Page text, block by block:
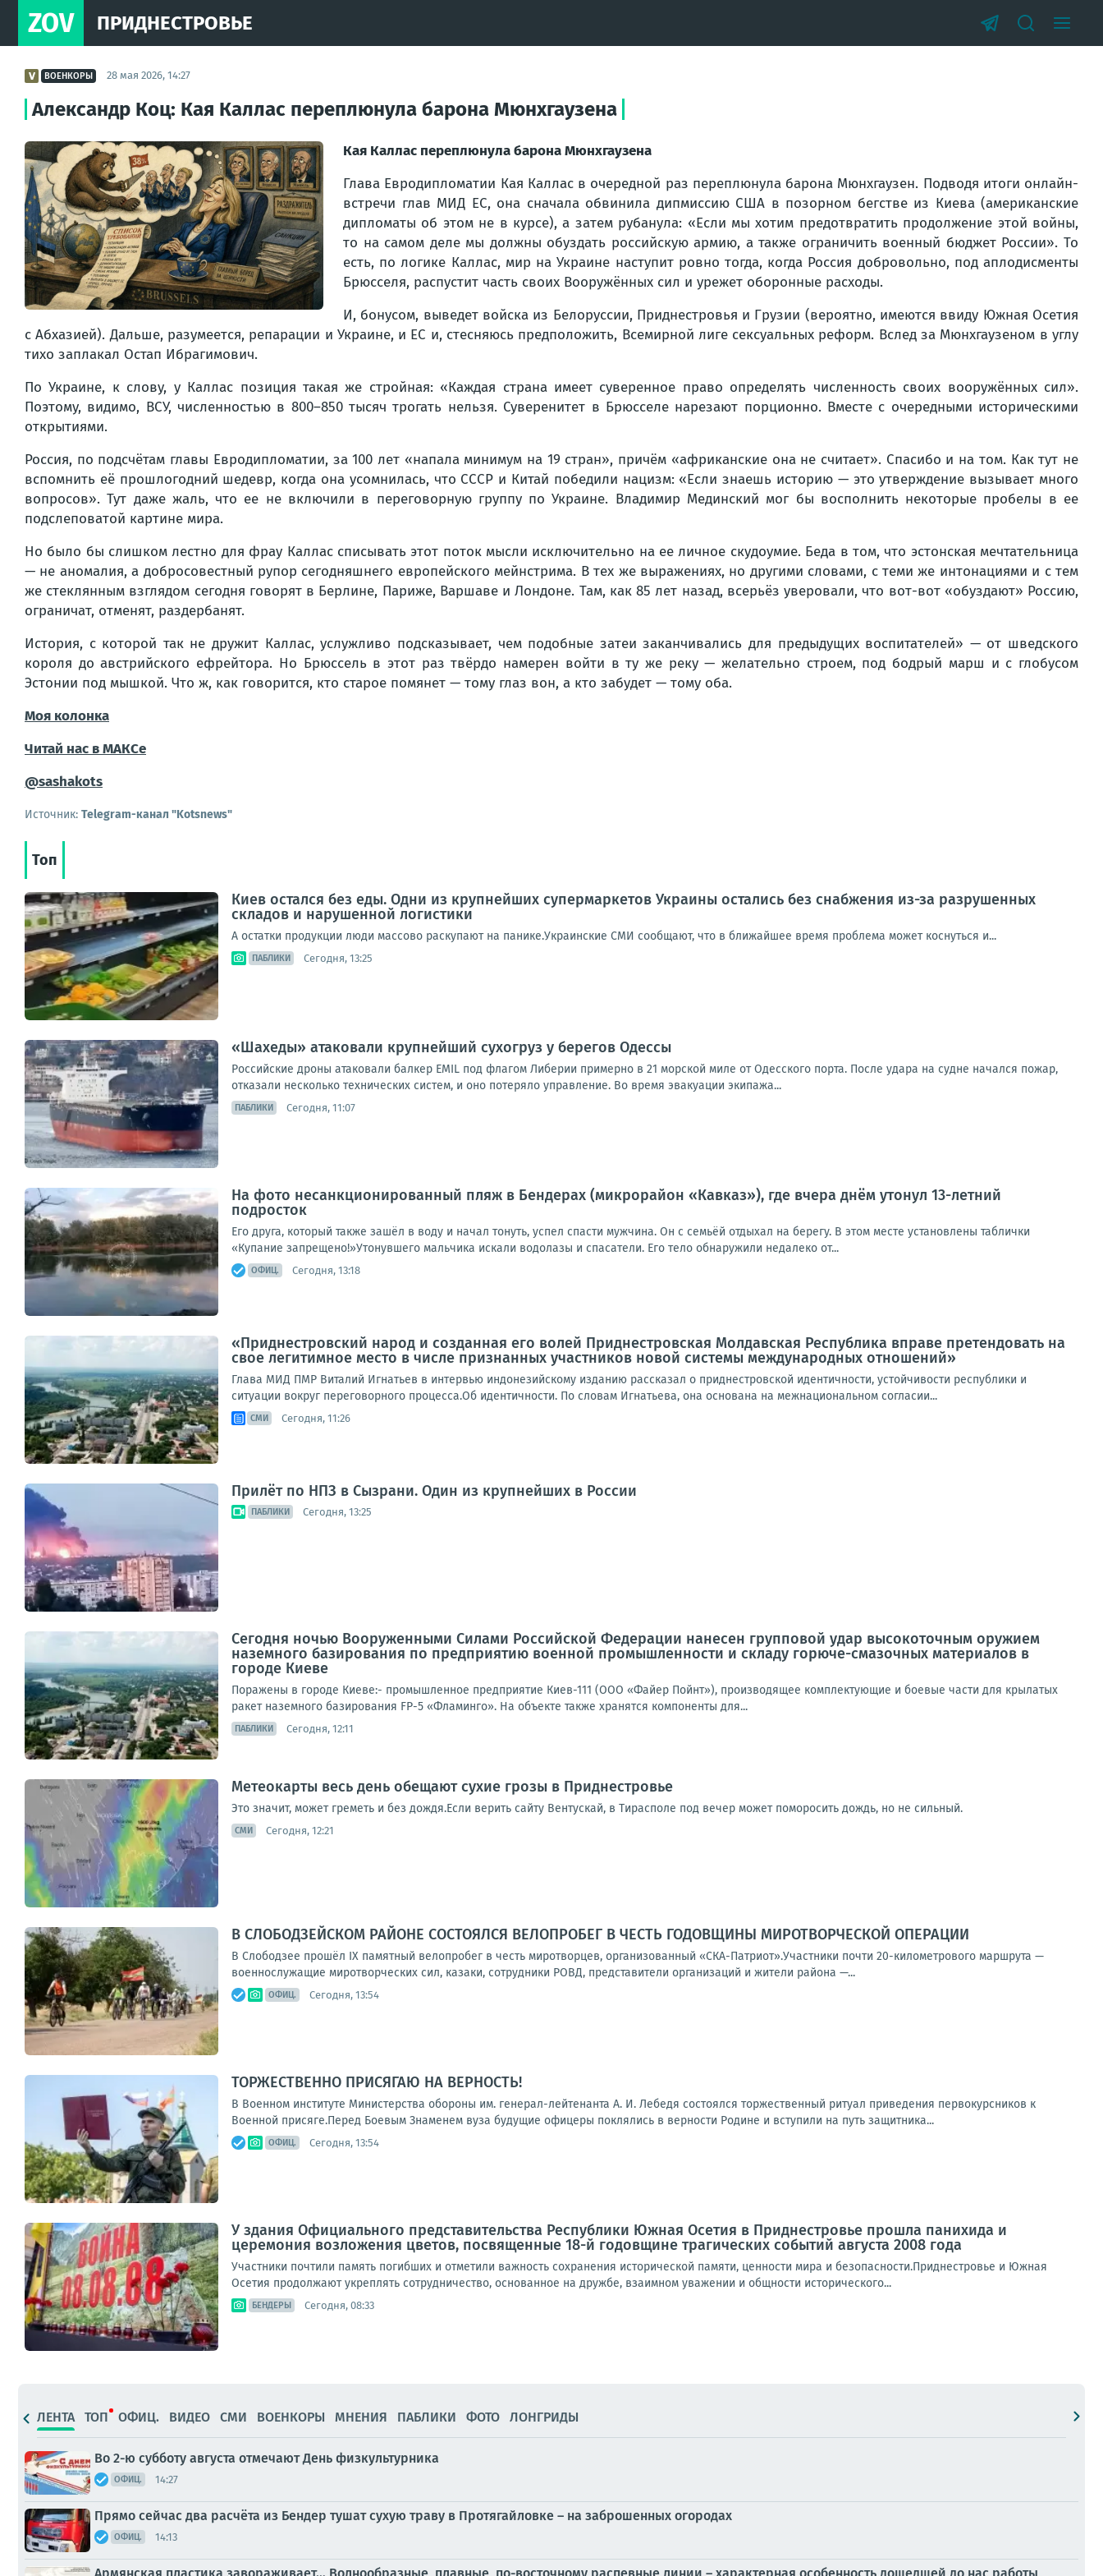
ZOV ПРИДНЕСТРОВЬЕ
ВОЕНКОРЫ 28 мая 2026, 14:27
Александр Коц: Кая Каллас переплюнула барона Мюнхгаузена
Кая Каллас переплюнула барона Мюнхгаузена
Глава Евродипломатии Кая Каллас в очередной раз переплюнула барона Мюнхгаузен. Подводя итоги онлайн-
встречи глав МИД ЕС, она сначала обвинила дипмиссию США в позорном бегстве из Киева (американские
дипломаты об этом не в курсе), а затем рубанула: «Если мы хотим предотвратить продолжение этой войны,
то на самом деле мы должны обуздать российскую армию, а также ограничить военный бюджет России». То
есть, по логике Каллас, мир на Украине наступит ровно тогда, когда Россия добровольно, под аплодисменты
Брюсселя, распустит часть своих Вооружённых сил и урежет оборонные расходы.
И, бонусом, выведет войска из Белоруссии, Приднестровья и Грузии (вероятно, имеются ввиду Южная Осетия
с Абхазией). Дальше, разумеется, репарации и Украине, и ЕС и, стесняюсь предположить, Всемирной лиге сексуальных реформ. Вслед за Мюнхгаузеном в углу
тихо заплакал Остап Ибрагимович.
По Украине, к слову, у Каллас позиция такая же стройная: «Каждая страна имеет суверенное право определять численность своих вооружённых сил».
Поэтому, видимо, ВСУ, численностью в 800–850 тысяч трогать нельзя. Суверенитет в Брюсселе нарезают порционно. Вместе с очередными историческими
открытиями.
Россия, по подсчётам главы Евродипломатии, за 100 лет «напала минимум на 19 стран», причём «африканские она не считает». Спасибо и на том. Как тут не
вспомнить её прошлогодний шедевр, когда она усомнилась, что СССР и Китай победили нацизм: «Если знаешь историю — это утверждение вызывает много
вопросов». Тут даже жаль, что ее не включили в переговорную группу по Украине. Владимир Мединский мог бы восполнить некоторые пробелы в ее
подслеповатой картине мира.
Но было бы слишком лестно для фрау Каллас списывать этот поток мысли исключительно на ее личное скудоумие. Беда в том, что эстонская мечтательница
— не аномалия, а добросовестный рупор сегодняшнего европейского мейнстрима. В тех же выражениях, но другими словами, с теми же интонациями и с тем
же стеклянным взглядом сегодня говорят в Берлине, Париже, Варшаве и Лондоне. Там, как 85 лет назад, всерьёз уверовали, что вот-вот «обуздают» Россию,
ограничат, отменят, раздербанят.
История, с которой так не дружит Каллас, услужливо подсказывает, чем подобные затеи заканчивались для предыдущих воспитателей» — от шведского
короля до австрийского ефрейтора. Но Брюссель в этот раз твёрдо намерен войти в ту же реку — желательно строем, под бодрый марш и с глобусом
Эстонии под мышкой. Что ж, как говорится, кто старое помянет — тому глаз вон, а кто забудет — тому оба.
Моя колонка
Читай нас в МАКСе
@sashakots
Источник: Telegram-канал "Kotsnews"
Топ
Киев остался без еды. Одни из крупнейших супермаркетов Украины остались без снабжения из-за разрушенных
складов и нарушенной логистики
А остатки продукции люди массово раскупают на панике.Украинские СМИ сообщают, что в ближайшее время проблема может коснуться и...
ПАБЛИКИ Сегодня, 13:25
«Шахеды» атаковали крупнейший сухогруз у берегов Одессы
Российские дроны атаковали балкер EMIL под флагом Либерии примерно в 21 морской миле от Одесского порта. После удара на судне начался пожар,
отказали несколько технических систем, и оно потеряло управление. Во время эвакуации экипажа...
ПАБЛИКИ Сегодня, 11:07
На фото несанкционированный пляж в Бендерах (микрорайон «Кавказ»), где вчера днём утонул 13-летний
подросток
Его друга, который также зашёл в воду и начал тонуть, успел спасти мужчина. Он с семьёй отдыхал на берегу. В этом месте установлены таблички
«Купание запрещено!»Утонувшего мальчика искали водолазы и спасатели. Его тело обнаружили недалеко от...
ОФИЦ. Сегодня, 13:18
«Приднестровский народ и созданная его волей Приднестровская Молдавская Республика вправе претендовать на
свое легитимное место в числе признанных участников новой системы международных отношений»
Глава МИД ПМР Виталий Игнатьев в интервью индонезийскому изданию рассказал о приднестровской идентичности, устойчивости республики и
ситуации вокруг переговорного процесса.Об идентичности. По словам Игнатьева, она основана на межнациональном согласии...
СМИ Сегодня, 11:26
Прилёт по НПЗ в Сызрани. Один из крупнейших в России
ПАБЛИКИ Сегодня, 13:25
Сегодня ночью Вооруженными Силами Российской Федерации нанесен групповой удар высокоточным оружием
наземного базирования по предприятию военной промышленности и складу горюче-смазочных материалов в
городе Киеве
Поражены в городе Киеве:- промышленное предприятие Киев-111 (ООО «Файер Пойнт»), производящее комплектующие и боевые части для крылатых
ракет наземного базирования FP-5 «Фламинго». На объекте также хранятся компоненты для...
ПАБЛИКИ Сегодня, 12:11
Метеокарты весь день обещают сухие грозы в Приднестровье
Это значит, может греметь и без дождя.Если верить сайту Вентускай, в Тирасполе под вечер может поморосить дождь, но не сильный.
СМИ Сегодня, 12:21
В СЛОБОДЗЕЙСКОМ РАЙОНЕ СОСТОЯЛСЯ ВЕЛОПРОБЕГ В ЧЕСТЬ ГОДОВЩИНЫ МИРОТВОРЧЕСКОЙ ОПЕРАЦИИ
В Слободзее прошёл IX памятный велопробег в честь миротворцев, организованный «СКА-Патриот».Участники почти 20-километрового маршрута —
военнослужащие миротворческих сил, казаки, сотрудники РОВД, представители организаций и жители района —...
ОФИЦ. Сегодня, 13:54
ТОРЖЕСТВЕННО ПРИСЯГАЮ НА ВЕРНОСТЬ!
В Военном институте Министерства обороны им. генерал-лейтенанта А. И. Лебедя состоялся торжественный ритуал приведения первокурсников к
Военной присяге.Перед Боевым Знаменем вуза будущие офицеры поклялись в верности Родине и вступили на путь защитника...
ОФИЦ. Сегодня, 13:54
У здания Официального представительства Республики Южная Осетия в Приднестровье прошла панихида и
церемония возложения цветов, посвященные 18-й годовщине трагических событий августа 2008 года
Участники почтили память погибших и отметили важность сохранения исторической памяти, ценности мира и безопасности.Приднестровье и Южная
Осетия продолжают укреплять сотрудничество, основанное на дружбе, взаимном уважении и общности исторического...
БЕНДЕРЫ Сегодня, 08:33
ЛЕНТА ТОП ОФИЦ. ВИДЕО СМИ ВОЕНКОРЫ МНЕНИЯ ПАБЛИКИ ФОТО ЛОНГРИДЫ
Во 2-ю субботу августа отмечают День физкультурника
ОФИЦ. 14:27
Прямо сейчас два расчёта из Бендер тушат сухую траву в Протягайловке – на заброшенных огородах
ОФИЦ. 14:13